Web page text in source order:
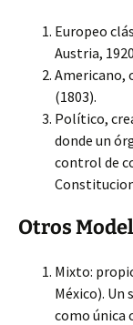
Europeo
Austria,
Americano,
(1803).
Político,
donde un
control de
Otros
Mixto:
México). Un
como única